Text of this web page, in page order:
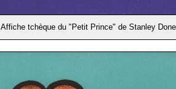
Affiche tchèque du "Petit Prince" de Stanley